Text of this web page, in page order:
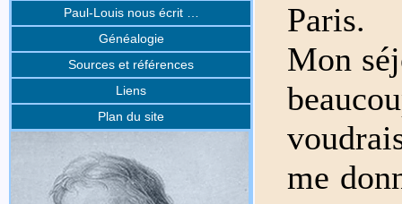
Paul-Louis nous écrit …
Généalogie
Sources et références
Liens
Plan du site
Paris.
Mon
me